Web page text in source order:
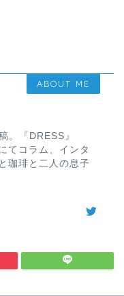
ABOUT ME
。『DRESS』
てコラム、インタ
珈琲と二人の息子